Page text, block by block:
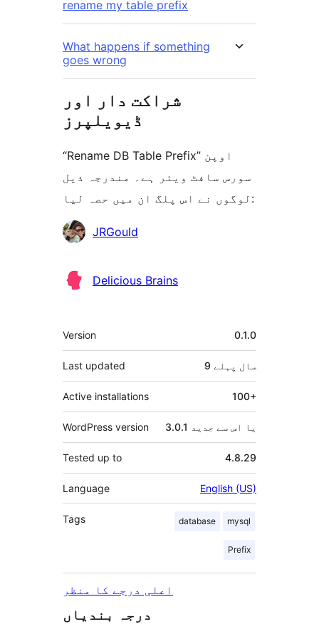
rename my table prefix
What happens if something
goes wrong
شراکت دار اور
ڈیویلپرز
“Rename DB Table Prefix” اوپن
سورس سافٹ ویئر ہے۔ مندرجہ ذیل
لوگوں نے اس پلگ ان میں حصہ لیا:
شراکتJRGould
Delicious Brains
میٹا
Version 0.1.0
Last updated 9 سال پہلے
Active installations 100+
WordPress version 3.0.1 یا اس سے جدید
Tested up to 4.8.29
Language English (US)
Tags database mysql
Prefix
اعلی درجے کا منظر
درجہ بندیاں